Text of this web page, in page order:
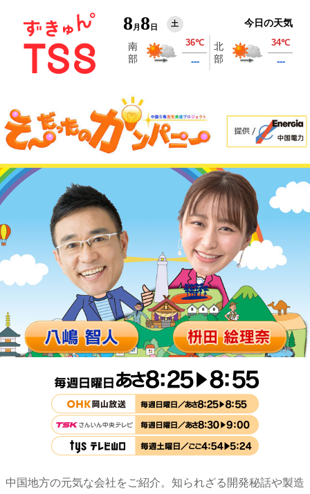
8 月 8 日 土 今日の天気
中国地方の元気な会社をご紹介。知られざる開発秘話や製造